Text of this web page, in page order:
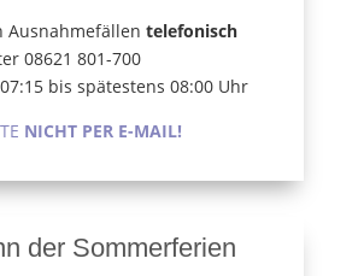
Ausnahmefällen telefonisch
08621 801-700
bis spätestens 08:00 Uhr
NICHT PER E-MAIL!
der Sommerferien